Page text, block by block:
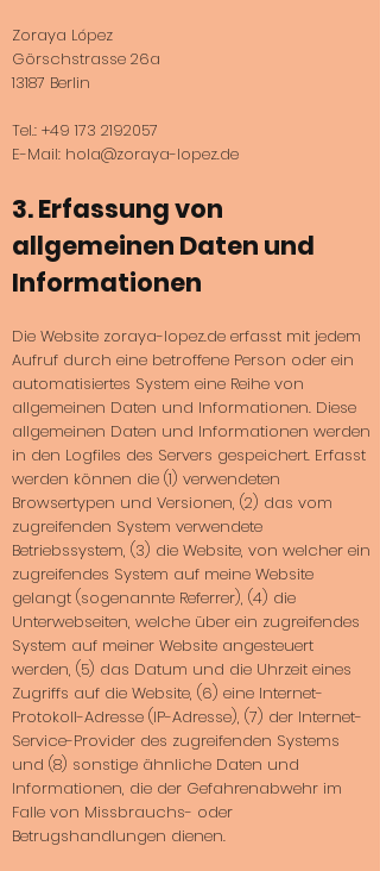
Zoraya López
Görschstrasse 26a
13187 Berlin
Tel.: +49 173 2192057
E-Mail: hola@zoraya-lopez.de
3. Erfassung von
allgemeinen Daten und
Informationen
Die Website zoraya-lopez.de erfasst mit jedem
Aufruf durch eine betroffene Person oder ein
automatisiertes System eine Reihe von
allgemeinen Daten und Informationen. Diese
allgemeinen Daten und Informationen werden
in den Logfiles des Servers gespeichert. Erfasst
werden können die (1) verwendeten
Browsertypen und Versionen, (2) das vom
zugreifenden System verwendete
Betriebssystem, (3) die Website, von welcher ein
zugreifendes System auf meine Website
gelangt (sogenannte Referrer), (4) die
Unterwebseiten, welche über ein zugreifendes
System auf meiner Website angesteuert
werden, (5) das Datum und die Uhrzeit eines
Zugriffs auf die Website, (6) eine Internet-
Protokoll-Adresse (IP-Adresse), (7) der Internet-
Service-Provider des zugreifenden Systems
und (8) sonstige ähnliche Daten und
Informationen, die der Gefahrenabwehr im
Falle von Missbrauchs- oder
Betrugshandlungen dienen.